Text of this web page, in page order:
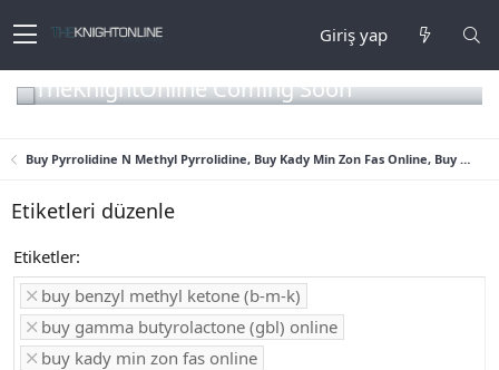
Giriş yap
TheKnightOnline Coming Soon
Buy Pyrrolidine N Methyl Pyrrolidine, Buy Kady Min Zon Fas Online, Buy Benzyl Methyl Ketone (B-M-K), Buy Gamma Butyrolactone (GBL) Online
Etiketleri düzenle
Etiketler
buy benzyl methyl ketone (b-m-k)
buy gamma butyrolactone (gbl) online
buy kady min zon fas online